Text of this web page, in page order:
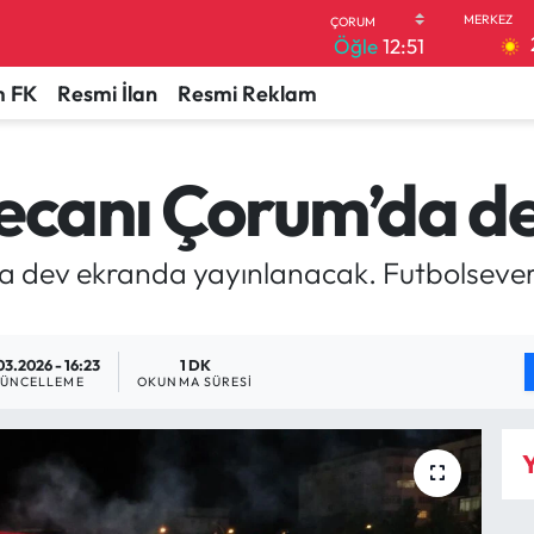
Öğle12:51
FK Resmi İlan Resmi Reklam
Çorum’da
dev ekranda yayınlanacak.
- 16:23 1 DK
OKUNMA SÜRESI